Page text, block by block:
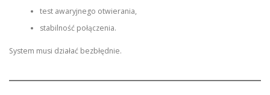
test awaryjnego otwierania,
stabilność połączenia.
System musi działać bezbłędnie.